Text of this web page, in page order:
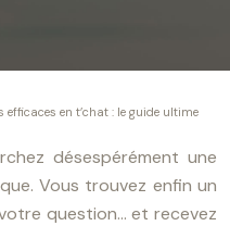
en t’chat : le guide ultime
désespérément une
Vous trouvez enfin un
question… et recevez